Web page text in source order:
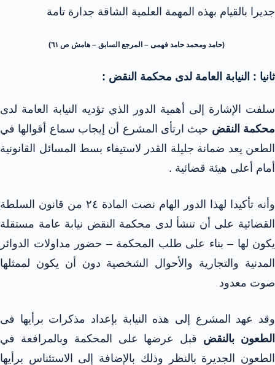
جديرا بالقيام بهذه المهمة العلمية الشاقة جدارة تامة
(حامد ومحمد حامد فهمى – المرجع السابق – هامش ص ٦١)
ثانيا : النيابة العامة لدى محكمة النقض :
سلفت الإشارة إلى أهمية الدور الذي تؤديه النيابة العامة لدى
محكمة النقض حيث ارتأى المشرع أن إيجاب سماع أقوالها في
الطعن يعد ضمانة جليلة القدر لاستيفاء بسط المسائل القانونية
أمام أعلى هيئة قضائية .
وأنه تأكيدا لهذا الدور الهام نصت المادة ٢٤ من قانون السلطة
القضائية على أن تنشأ لدى محكمة النقض نيابة عامة مستقلة
يكون لها – بناء على طلب المحكمة – حضور مداولات الدوائر
المدنية والتجارية والأحوال الشخصية دون أن يكون لممثلها
صوت معدود
وقد عهد المشرع إلى هذه النيابة بإعداد مذكرات برأيها فى
الطعون بالنقض قبل عرضها على المحكمة وبالمرافعة في
الطعون الجديرة بالنظر وذلك بالإضافة إلى الاستئناس برأيها